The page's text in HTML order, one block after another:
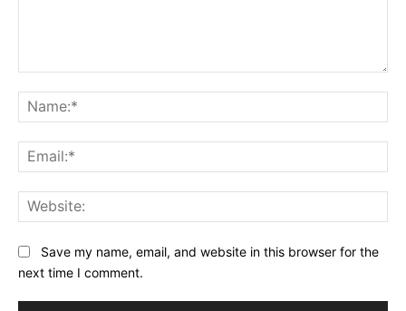
Save my name, email, and website in this browser for the
next time I comment.